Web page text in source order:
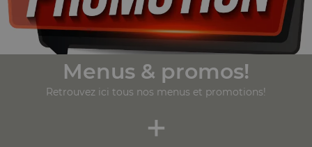
Menus & promos!
Retrouvez ici tous nos menus et promotions!
+